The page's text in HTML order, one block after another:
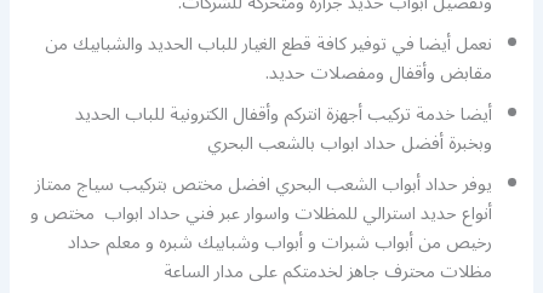
نعمل أيضا في توفير كافة قطع الغيار للباب الحديد والشبابيك من
مقابض وأقفال ومفصلات حديد.
أيضا خدمة تركيب أجهزة انتركم وأقفال الكترونية للباب الحديد
وبخبرة أفضل حداد ابواب بالشعب البحري
يوفر حداد أبواب الشعب البحري افضل مختص بتركيب سياج ممتاز
أنواع حديد استرالي للمظلات واسوار عبر فني حداد ابواب مختص و
رخيص من أبواب شبرات و أبواب وشبابيك شبره و معلم حداد
مظلات محترف جاهز لخدمتكم على مدار الساعة